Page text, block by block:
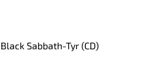
Black Sabbath-Tyr (CD)